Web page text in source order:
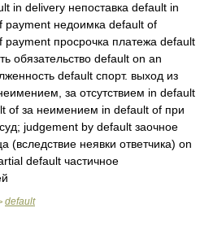
in delivery непоставка default in
payment недоимка default of
просрочка платежа default
обязательство default on an
default спорт. выход из
за отсутствием in default
of за неимением in default of при
judgement by default заочное
(вследствие неявки ответчика) on
default частичное
default